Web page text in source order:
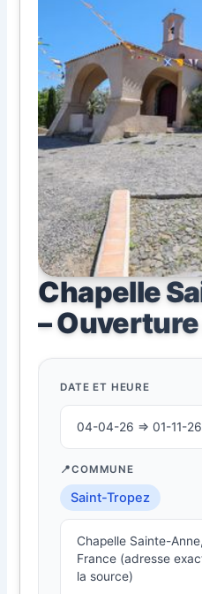
Chapelle
–
DATE ET HEURE
04-04-26 ⇒ 01-11-26
COMMUNE
Saint-Tropez
Chapelle Sainte-
France (adresse
la source)